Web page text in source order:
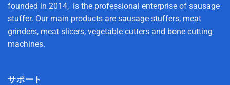
founded in 2014, is the professional enterprise of sausage
stuffer. Our main products are sausage stuffers, meat
grinders, meat slicers, vegetable cutters and bone cutting
machines.
サポート